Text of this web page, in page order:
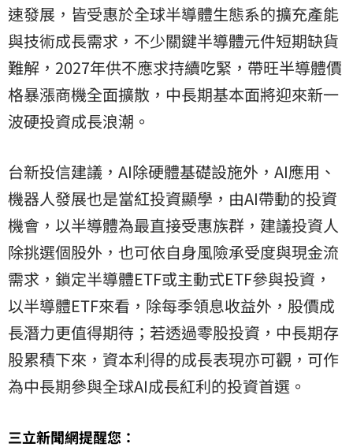
速發展，皆受惠於全球半導體生態系的擴充產能
與技術成長需求，不少關鍵半導體元件短期缺貨
難解，2027年供不應求持續吃緊，帶旺半導體價
格暴漲商機全面擴散，中長期基本面將迎來新一
波硬投資成長浪潮。
台新投信建議，AI除硬體基礎設施外，AI應用、
機器人發展也是當紅投資顯學，由AI帶動的投資
機會，以半導體為最直接受惠族群，建議投資人
除挑選個股外，也可依自身風險承受度與現金流
需求，鎖定半導體ETF或主動式ETF參與投資，
以半導體ETF來看，除每季領息收益外，股價成
長潛力更值得期待；若透過零股投資，中長期存
股累積下來，資本利得的成長表現亦可觀，可作
為中長期參與全球AI成長紅利的投資首選。
三立新聞網提醒您：